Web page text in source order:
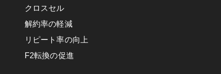
クロスセル
解約率の軽減
リピート率の向上
F2転換の促進